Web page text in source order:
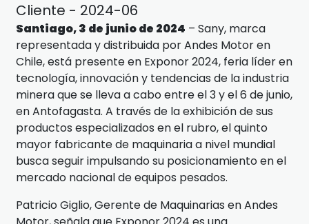
Cliente - 2024-06
Santiago, 3 de junio de 2024 – Sany, marca
representada y distribuida por Andes Motor en
Chile, está presente en Exponor 2024, feria líder en
tecnología, innovación y tendencias de la industria
minera que se lleva a cabo entre el 3 y el 6 de junio,
en Antofagasta. A través de la exhibición de sus
productos especializados en el rubro, el quinto
mayor fabricante de maquinaria a nivel mundial
busca seguir impulsando su posicionamiento en el
mercado nacional de equipos pesados.
Patricio Giglio, Gerente de Maquinarias en Andes